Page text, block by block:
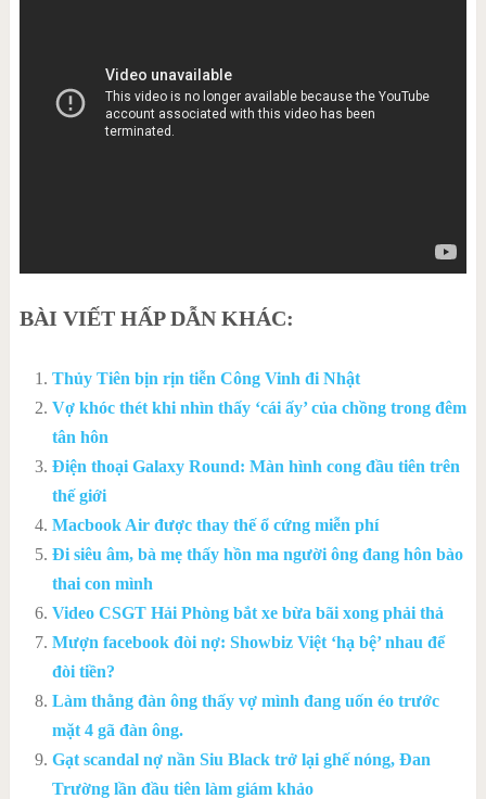
BÀI VIẾT HẤP DẪN KHÁC:
Thủy Tiên bịn rịn tiễn Công Vinh đi Nhật
Vợ khóc thét khi nhìn thấy ‘cái ấy’ của chồng trong đêm
tân hôn
Điện thoại Galaxy Round: Màn hình cong đầu tiên trên
thế giới
Macbook Air được thay thế ổ cứng miễn phí
Đi siêu âm, bà mẹ thấy hồn ma người ông đang hôn bào
thai con mình
Video CSGT Hải Phòng bắt xe bừa bãi xong phải thả
Mượn facebook đòi nợ: Showbiz Việt ‘hạ bệ’ nhau để
đòi tiền?
Làm thằng đàn ông thấy vợ mình đang uốn éo trước
mặt 4 gã đàn ông.
Gạt scandal nợ nần Siu Black trở lại ghế nóng, Đan
Trường lần đầu tiên làm giám khảo